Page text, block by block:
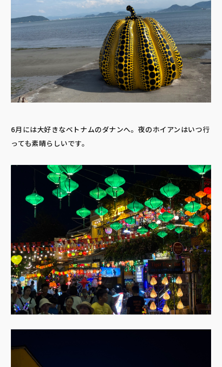
6月には大好きなベトナムのダナンへ。夜のホイアンはいつ行
っても素晴らしいです。